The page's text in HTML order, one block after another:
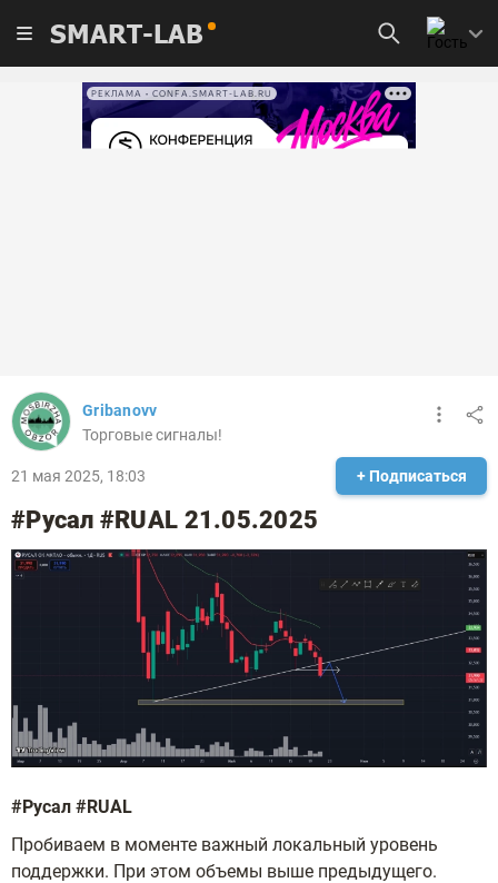
SMART-LAB
РЕКЛАМА • CONFA.SMART-LAB.RU
Gribanovv
Торговые сигналы!
21 мая 2025, 18:03 + Подписаться
#Русал #RUAL 21.05.2025
#Русал #RUAL
Пробиваем в моменте важный локальный уровень
поддержки. При этом объемы выше предыдущего.